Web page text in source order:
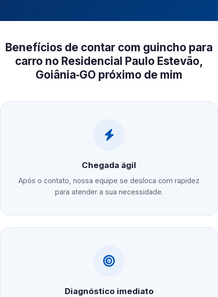
Benefícios de contar com guincho para
carro no Residencial Paulo Estevão,
Goiânia‑GO próximo de mim
Chegada ágil
Após o contato, nossa equipe se desloca com rapidez
para atender a sua necessidade.
Diagnóstico imediato